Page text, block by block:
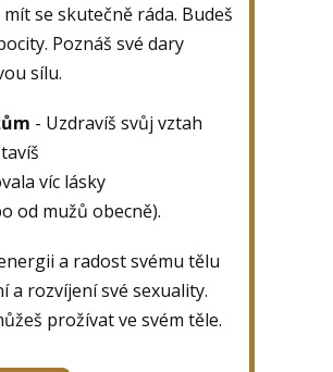
se skutečně ráda. Budeš
Poznáš své dary
sílu.
- Uzdravíš svůj vztah
víc lásky
od mužů obecně).
a radost svému tělu
a rozvíjení své sexuality.
prožívat ve svém těle.